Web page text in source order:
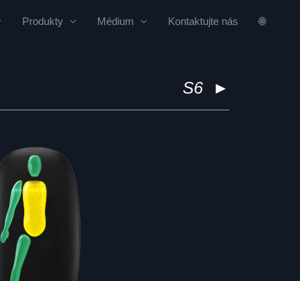
Produkty Médium Kontaktujte nás 🌐
►
S6